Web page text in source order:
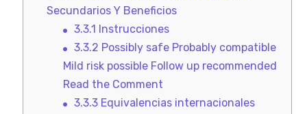
Secundarios Y Beneficios
3.3.1
Instrucciones
3.3.2 Possibly safe Probably compatible
Mild risk possible Follow up recommended
Read the Comment
3.3.3Equivalencias internacionales